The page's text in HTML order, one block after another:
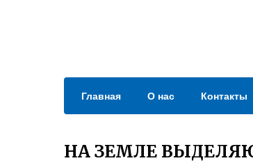
Главная О нас Контакты
НА ЗЕМЛЕ